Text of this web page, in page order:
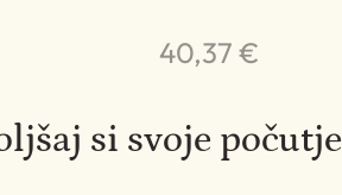
40,37 €
si svoje počutje